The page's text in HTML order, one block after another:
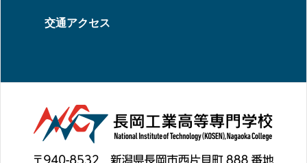
交通アクセス